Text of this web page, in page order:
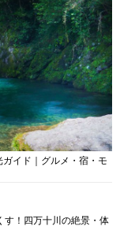
イド｜グルメ・宿・モ
す！四万十川の絶景・体